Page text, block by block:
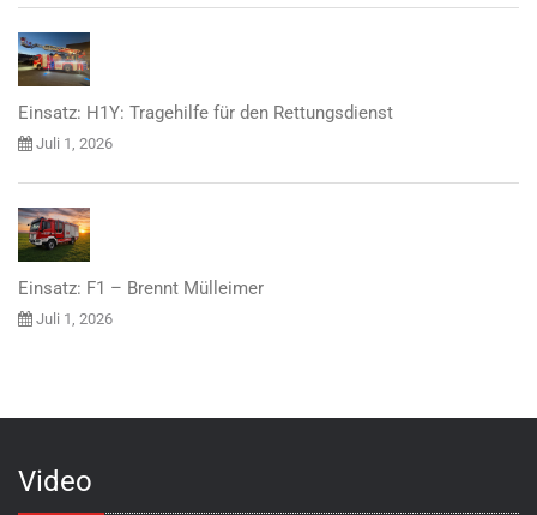
Einsatz: H1Y: Tragehilfe für den Rettungsdienst
Juli 1, 2026
Einsatz: F1 – Brennt Mülleimer
Juli 1, 2026
Video